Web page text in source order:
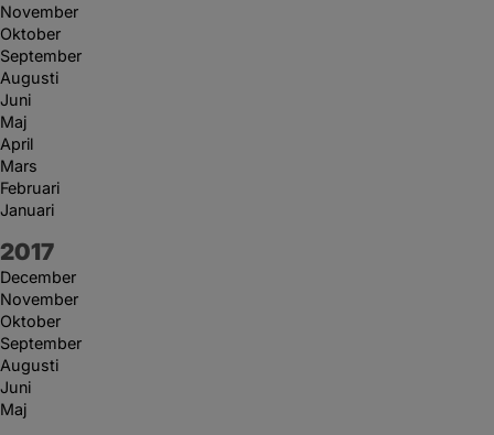
November
Oktober
September
Augusti
Juni
Maj
April
Mars
Februari
Januari
År:
2017
December
November
Oktober
September
Augusti
Juni
Maj